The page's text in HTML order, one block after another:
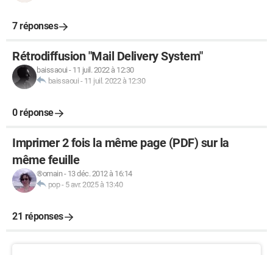
7 réponses
Rétrodiffusion "Mail Delivery System"
baissaoui - 11 juil. 2022 à 12:30
baissaoui - 11 juil. 2022 à 12:30
0 réponse
Imprimer 2 fois la même page (PDF) sur la
même feuille
®omain- 13 déc. 2012 à 16:14
pop- 5 avr. 2025 à 13:40
21 réponses